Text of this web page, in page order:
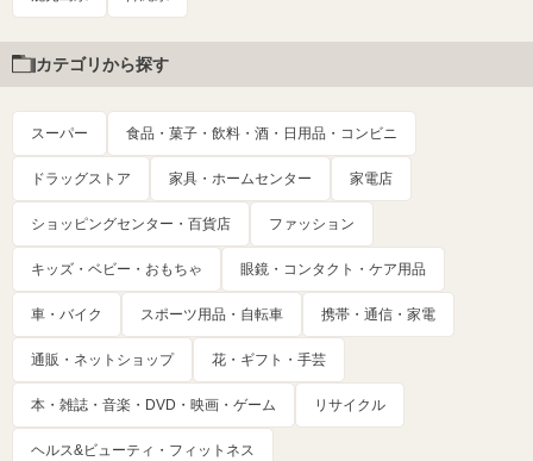
カテゴリから探す
スーパー 食品・菓子・飲料・酒・日用品・コンビニ
ドラッグストア 家具・ホームセンター 家電店
ショッピングセンター・百貨店 ファッション
キッズ・ベビー・おもちゃ 眼鏡・コンタクト・ケア用品
車・バイク スポーツ用品・自転車 携帯・通信・家電
通販・ネットショップ 花・ギフト・手芸
本・雑誌・音楽・DVD・映画・ゲーム リサイクル
ヘルス&ビューティ・フィットネス